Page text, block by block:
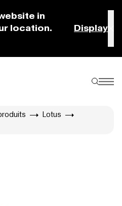
in
location.
Display
Lotus